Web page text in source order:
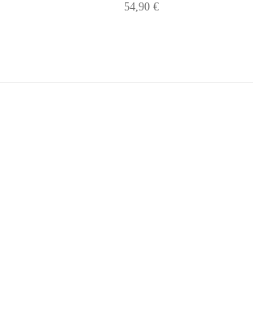
54,90 €